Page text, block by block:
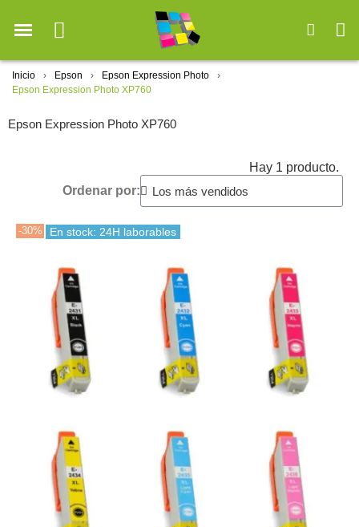
Inicio Epson
Epson Expression Photo
Epson Expression Photo XP760
Epson Expression Photo XP760
Hay 1 producto.
Ordenar por:
-30% En stock: 24H laborables